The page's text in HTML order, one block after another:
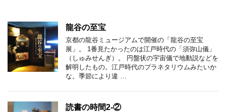
龍谷の至宝
京都の龍谷ミュージアムで開催の「龍谷の至宝
展」。 1番見たかったのは江戸時代の「須弥山儀」
（しゅみせんぎ）。 円盤状の宇宙儀で地動説などを
解明したもの。江戸時代のプラネタリウムみたいか
な。季節により違 …
読書の時間2-②